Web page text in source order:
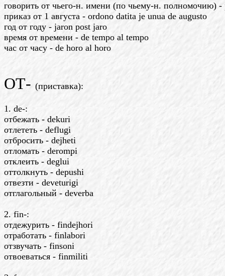
говорить от чьего-н. имени (по чьему-н. полномочию)
приказ от 1 августа - ordono datita je unua de augusto
год от году - jaron post jaro
время от времени - de tempo al tempo
час от часу - de horo al horo
ОТ- (приставка):
1. de-:
отбежать - dekuri
отлететь - deflugi
отбросить - dejheti
отломать - derompi
отклеить - deglui
оттолкнуть - depushi
отвезти - deveturigi
отглагольный - deverba
2. fin-:
отдежурить - findejhori
отработать - finlabori
отзвучать - finsoni
отвоеваться - finmiliti